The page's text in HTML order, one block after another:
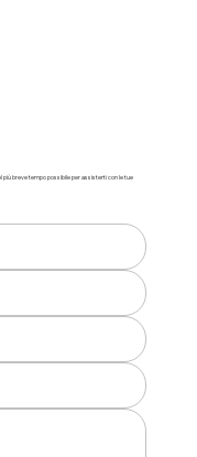
breve tempo possibile per assisterti con le tue